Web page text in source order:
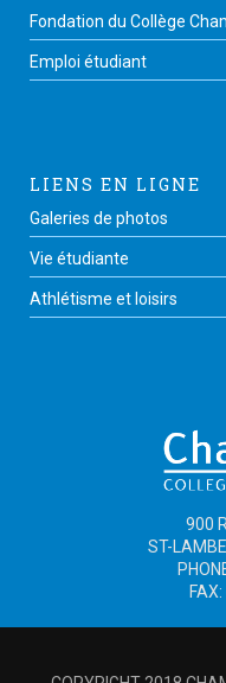
Fondation du Collège
Emploi étudiant
LIENS EN LIGNE
Galeries de photos
Vie étudiante
Athlétisme et loisirs
900
ST-